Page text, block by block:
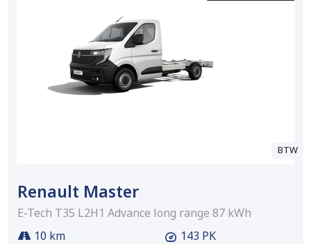
BTW
Renault Master
E-Tech T35 L2H1 Advance long range 87 kWh
10 km
143 PK